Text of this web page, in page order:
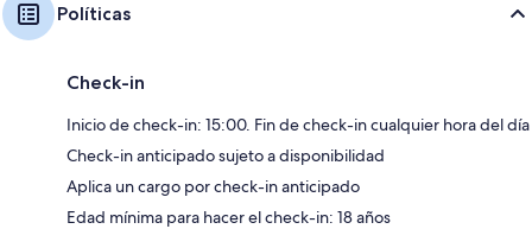
Políticas
Check-in
Inicio de check-in: 15:00. Fin de check-in cualquier hora del día
Check-in anticipado sujeto a disponibilidad
Aplica un cargo por check-in anticipado
Edad mínima para hacer el check-in: 18 años